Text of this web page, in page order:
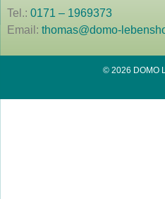
Tel.: 0171 – 1969373
Email: thomas@domo-
© 2026 DOMO